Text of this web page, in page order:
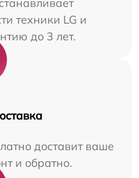
техники LG и
до 3 лет.
доставит ваше
и обратно.